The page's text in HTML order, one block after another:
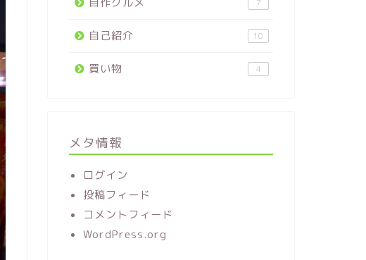
7
自己紹介 10
買い物 4
メタ情報
ログイン
投稿フィード
コメントフィード
WordPress.org